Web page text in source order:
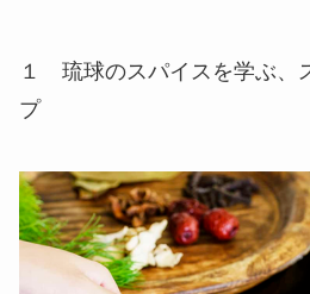
１ 琉球のスパイスを学ぶ、
プ